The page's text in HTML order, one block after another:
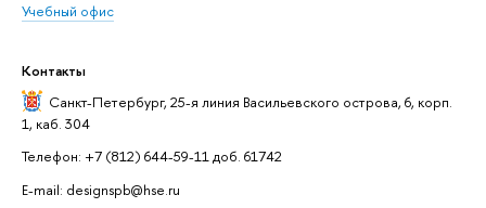
Учебный офис
Контакты
Санкт-Петербург, 25-я линия Васильевского острова, 6, корп.
1, каб. 304
Телефон: +7 (812) 644-59-11 доб. 61742
E-mail: designspb@hse.ru